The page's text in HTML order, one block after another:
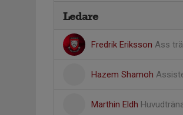
Ledare
Fredrik Eriksson Ass
Hazem Shamoh
Marthin Eldh